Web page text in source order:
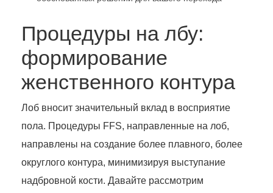
Процедуры на лбу:
формирование
женственного контура
Лоб вносит значительный вклад в восприятие
пола. Процедуры FFS, направленные на лоб,
направлены на создание более плавного, более
округлого контура, минимизируя выступание
надбровной кости. Давайте рассмотрим